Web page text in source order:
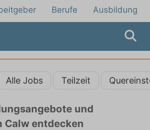
Berufe Ausbildung
Alle Jobs Teilzeit
und
Calw entdecken